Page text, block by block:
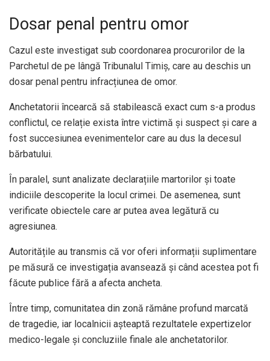
Dosar penal pentru omor
Cazul este investigat sub coordonarea procurorilor de la
Parchetul de pe lângă Tribunalul Timiș, care au deschis un
dosar penal pentru infracțiunea de omor.
Anchetatorii încearcă să stabilească exact cum s-a produs
conflictul, ce relație exista între victimă și suspect și care a
fost succesiunea evenimentelor care au dus la decesul
bărbatului.
În paralel, sunt analizate declarațiile martorilor și toate
indiciile descoperite la locul crimei. De asemenea, sunt
verificate obiectele care ar putea avea legătură cu
agresiunea.
Autoritățile au transmis că vor oferi informații suplimentare
pe măsură ce investigația avansează și când acestea pot fi
făcute publice fără a afecta ancheta.
Între timp, comunitatea din zonă rămâne profund marcată
de tragedie, iar localnicii așteaptă rezultatele expertizelor
medico-legale și concluziile finale ale anchetatorilor.